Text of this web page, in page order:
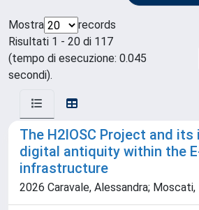
Mostra
records
Risultati 1 - 20 di 117
(tempo di esecuzione: 0.045
secondi).
The H2IOSC Project and its
digital antiquity within the
infrastructure
2026 Caravale, Alessandra; Moscati,